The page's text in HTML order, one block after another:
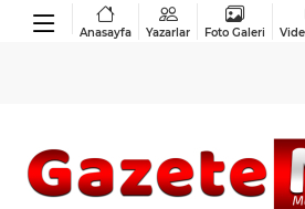
Anasayfa Yazarlar Foto Galeri